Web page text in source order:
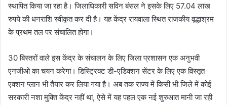
स्थापित किया जा रहा है। जिलाधिकारी सविन बंसल ने इसके लिए 57.04 लाख
रुपये की धनराशि स्वीकृत कर दी है। यह केंद्र रायवाला स्थित राजकीय वृद्धाश्रम
के प्रथम तल पर संचालित होगा।
30 बिस्तरों वाले इस केंद्र के संचालन के लिए जिला प्रशासन एक अनुभवी
एनजीओ का चयन करेगा। डिस्ट्रिक्ट डी-एडिक्शन सेंटर के लिए एक विस्तृत
एक्शन प्लान भी तैयार कर लिया गया है। अब तक राज्य में किसी भी जिले में कोई
सरकारी नशा मुक्ति केंद्र नहीं था, ऐसे में यह पहल एक नई शुरुआत मानी जा रही